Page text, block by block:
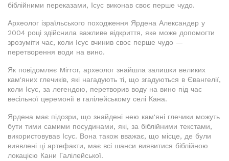
біблійними переказами, Ісус виконав своє перше чудо.
Археолог ізраїльського походження Ярдена Александер у
2004 році здійснила важливе відкриття, яке може допомогти
зрозуміти час, коли Ісус вчинив своє перше чудо —
перетворення води на вино.
Як повідомляє Mirror, археолог знайшла залишки великих
кам'яних глечиків, які нагадують ті, що згадуються в Євангелії,
коли Ісус, за легендою, перетворив воду на вино під час
весільної церемонії в галілейському селі Кана.
Ярдена має підозри, що знайдені нею кам'яні глечики можуть
бути тими самими посудинами, які, за біблійними текстами,
використовував Ісус. Вона також вважає, що місце, де були
виявлені ці артефакти, має всі шанси виявитися біблійною
локацією Кани Галілейської.